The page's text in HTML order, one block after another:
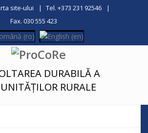
site-ului
Tel. +373 231 92546
Fax. 030 555 423
DURABILĂ A
RURALE